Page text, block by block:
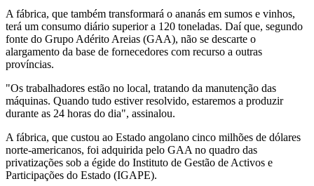
A fábrica, que também transformará o ananás em sumos e vinhos,
terá um consumo diário superior a 120 toneladas. Daí que, segundo
fonte do Grupo Adérito Areias (GAA), não se descarte o
alargamento da base de fornecedores com recurso a outras
províncias.
"Os trabalhadores estão no local, tratando da manutenção das
máquinas. Quando tudo estiver resolvido, estaremos a produzir
durante as 24 horas do dia", assinalou.
A fábrica, que custou ao Estado angolano cinco milhões de dólares
norte-americanos, foi adquirida pelo GAA no quadro das
privatizações sob a égide do Instituto de Gestão de Activos e
Participações do Estado (IGAPE).